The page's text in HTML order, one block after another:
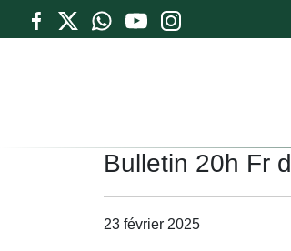
Bulletin 20h Fr
23 février 2025